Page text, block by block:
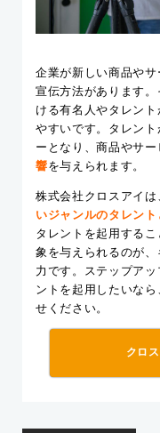
企業が新しい商品や
宣伝方法があります
ける有名人やタレン
やすいです。タレン
ーとなり、商品やサー
響を与えられます。
株式会社クロスアイは
いジャンルのタレン
タレントを起用する
象を与えられるのが
力です。ステップア
ントを起用したいなら
せください。
クロ